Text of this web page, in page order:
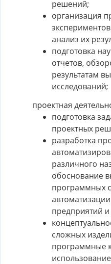
решений;
организация
анализ их
подготовка
отчетов,
результатам
исследований;
проектная
подготовка
проектных
разработка
различного
обоснование
программных
предприятий
сложных
программные